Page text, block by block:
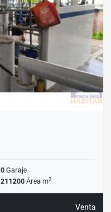
0Garaje
211200Área m2
Venta